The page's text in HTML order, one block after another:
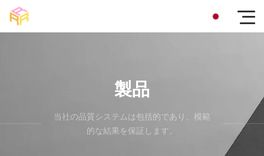
製品
当社の品質システムは包括的であり、模範
的な結果を保証します。